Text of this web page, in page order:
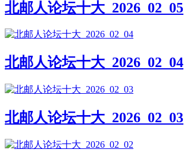
北邮人论坛十大_2026_02_05
北邮人论坛十大_2026_02_04
北邮人论坛十大_2026_02_03